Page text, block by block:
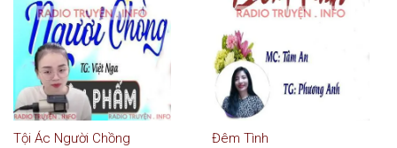
Tội Ác Người Chồng Đêm Tình